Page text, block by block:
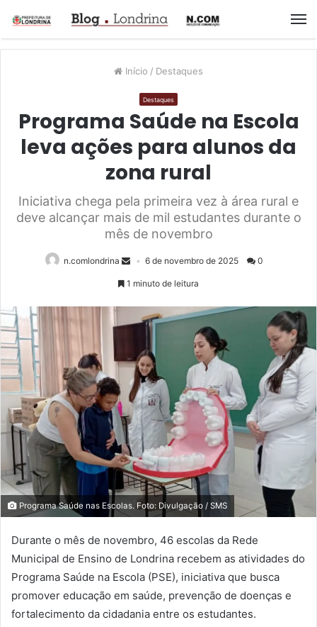
Início / Destaques
Destaques
Programa Saúde na Escola
leva ações para alunos da
zona rural
Iniciativa chega pela primeira vez à área rural e
deve alcançar mais de mil estudantes durante o
mês de novembro
n.comlondrina 6 de novembro de 2025 0
1 minuto de leitura
Programa Saúde nas Escolas. Foto: Divulgação / SMS
Durante o mês de novembro, 46 escolas da Rede
Municipal de Ensino de Londrina recebem as atividades do
Programa Saúde na Escola (PSE), iniciativa que busca
promover educação em saúde, prevenção de doenças e
fortalecimento da cidadania entre os estudantes.